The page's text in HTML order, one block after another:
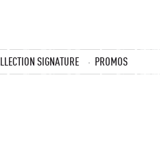
SIGNATURE PROMOS